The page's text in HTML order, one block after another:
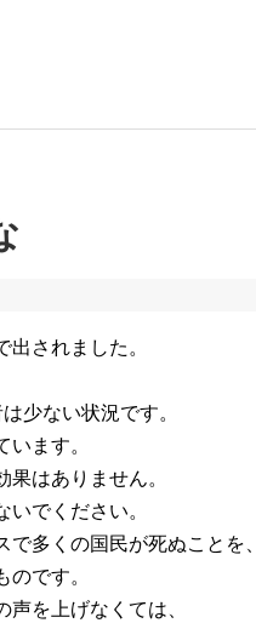
出されました。
少ない状況です。
います。
はありません。
いでください。
多くの国民が死ぬことを、
です。
を上げなくては、